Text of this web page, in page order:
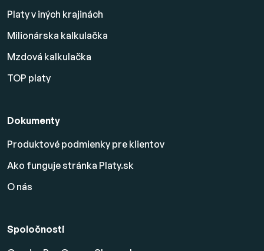
Platy v iných krajinách
Milionárska kalkulačka
Mzdová kalkulačka
TOP platy
Dokumenty
Produktové podmienky pre klientov
Ako funguje stránka Platy.sk
O nás
Spoločnosti